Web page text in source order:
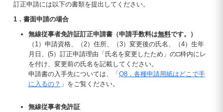
訂正申請には以下の書類を提出してください。
1．書面申請の場合
無線従事者免許証訂正申請書（申請手数料は無料です。）
（1）申請資格、（2）住所、（3）変更後の氏名、（4）生年
月日、(5）訂正申請理由「氏名を変更したため」の□枠内にレ
を付け、変更前の氏名を記載してください。
申請書の入手先については、「 Q8．各種申請用紙はどこで手
に入るの？ 」をご覧ください。
無線従事者免許証